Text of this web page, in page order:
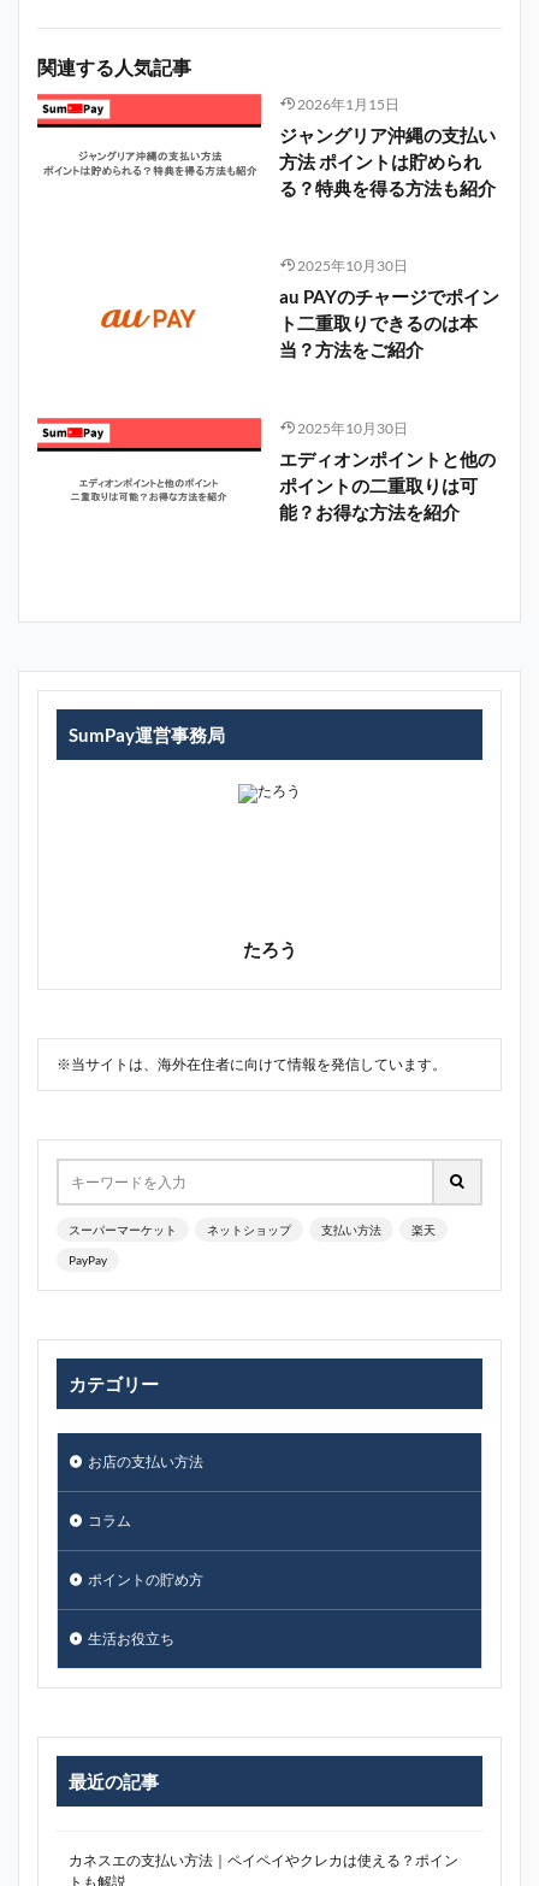
関連する人気記事
2026年1月15日
ジャングリア沖縄の支払い
方法 ポイントは貯められ
る？特典を得る方法も紹介
2025年10月30日
au PAYのチャージでポイン
ト二重取りできるのは本
当？方法をご紹介
2025年10月30日
エディオンポイントと他の
ポイントの二重取りは可
能？お得な方法を紹介
SumPay運営事務局
たろう
※当サイトは、海外在住者に向けて情報を発信しています。
スーパーマーケット ネットショップ 支払い方法 楽天
PayPay
カテゴリー
お店の支払い方法
コラム
ポイントの貯め方
生活お役立ち
最近の記事
カネスエの支払い方法｜ペイペイやクレカは使える？ポイン
トも解説